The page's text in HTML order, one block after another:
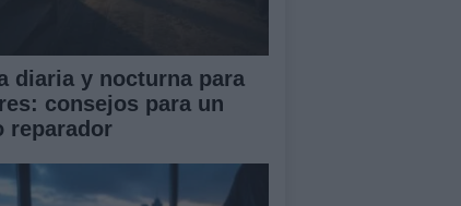
diaria y nocturna para
consejos para un
reparador